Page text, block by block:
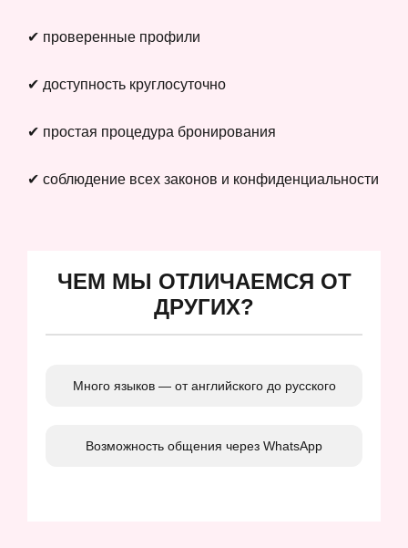
✔ проверенные профили
✔ доступность круглосуточно
✔ простая процедура бронирования
✔ соблюдение всех законов и конфиденциальности
ЧЕМ МЫ ОТЛИЧАЕМСЯ ОТ
ДРУГИХ?
Много языков — от английского до русского
Возможность общения через WhatsApp